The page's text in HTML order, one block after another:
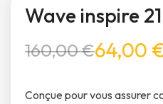
Wave inspire
160,00 €64,00
Conçue pour vous assurer